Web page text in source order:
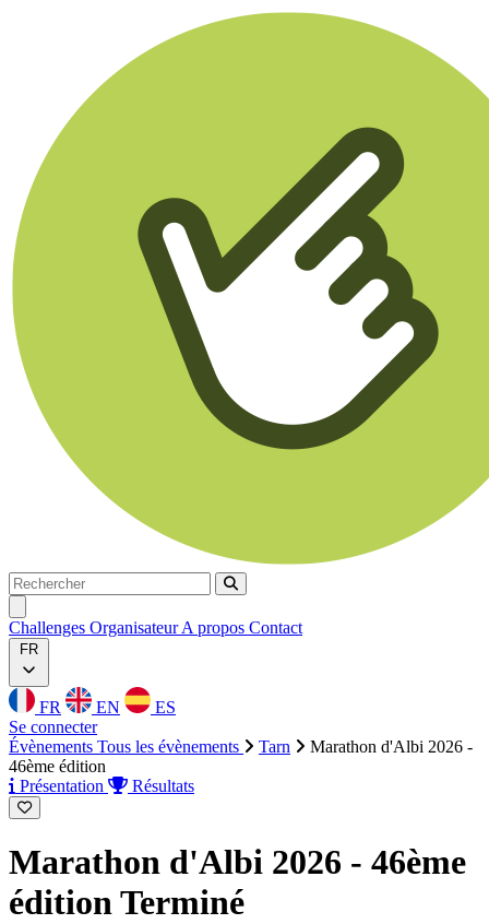
Rechercher
Rechercher
Challenges OrganisateurA propos Contact
FR
FR EN
ES
Se connecter
Évènements Tous les évènements Tarn
Marathon d'Albi 2026 -
46ème édition
Présentation
Résultats
Marathon d'Albi 2026 - 46ème
éditionTerminé